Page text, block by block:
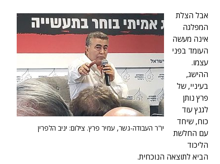
יו"ר העבודה-גשר, עמיר פרץ. צילום: יניב הלפרין
אבל הצלת
המפלגה
אינה מעשה
העומד בפני
עצמו.
ההישג,
בעיניי, של
פרץ נותן
לגנץ עוד
כוח, שיחד
עם החלשת
הליכוד
הביא לתוצאה הנוכחית.